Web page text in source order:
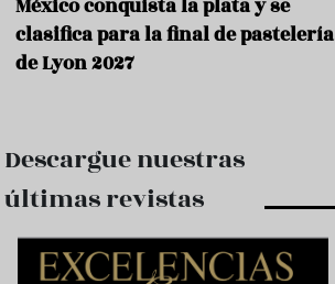
F
n
México conquista la plata y se
clasifica para la final de pastelería
de Lyon 2027
Descargue nuestras
últimas revistas